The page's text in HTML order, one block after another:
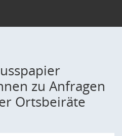
zu Anfragen
Ortsbeiräte